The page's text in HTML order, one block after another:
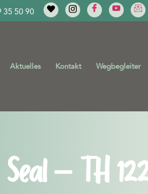
35 50 90
Aktuelles Kontakt Wegbegleiter
Seal – TH